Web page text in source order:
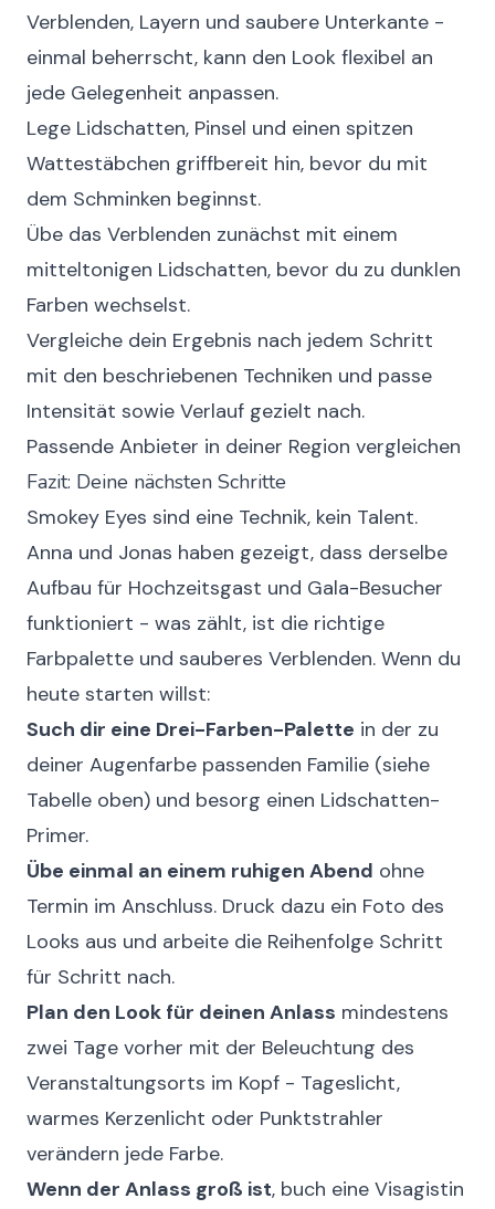
Verblenden, Layern und saubere Unterkante -
einmal beherrscht, kann den Look flexibel an
jede Gelegenheit anpassen.
Lege Lidschatten, Pinsel und einen spitzen
Wattestäbchen griffbereit hin, bevor du mit
dem Schminken beginnst.
Übe das Verblenden zunächst mit einem
mitteltonigen Lidschatten, bevor du zu dunklen
Farben wechselst.
Vergleiche dein Ergebnis nach jedem Schritt
mit den beschriebenen Techniken und passe
Intensität sowie Verlauf gezielt nach.
Passende Anbieter in deiner Region vergleichen
Fazit: Deine nächsten Schritte
Smokey Eyes sind eine Technik, kein Talent.
Anna und Jonas haben gezeigt, dass derselbe
Aufbau für Hochzeitsgast und Gala-Besucher
funktioniert - was zählt, ist die richtige
Farbpalette und sauberes Verblenden. Wenn du
heute starten willst:
Such dir eine Drei-Farben-Palette in der zu
deiner Augenfarbe passenden Familie (siehe
Tabelle oben) und besorg einen Lidschatten-
Primer.
Übe einmal an einem ruhigen Abend ohne
Termin im Anschluss. Druck dazu ein Foto des
Looks aus und arbeite die Reihenfolge Schritt
für Schritt nach.
Plan den Look für deinen Anlass mindestens
zwei Tage vorher mit der Beleuchtung des
Veranstaltungsorts im Kopf - Tageslicht,
warmes Kerzenlicht oder Punktstrahler
verändern jede Farbe.
Wenn der Anlass groß ist, buch eine Visagistin